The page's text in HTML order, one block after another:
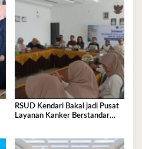
RSUD Kendari Bakal jadi Pusat
Layanan Kanker Berstandar